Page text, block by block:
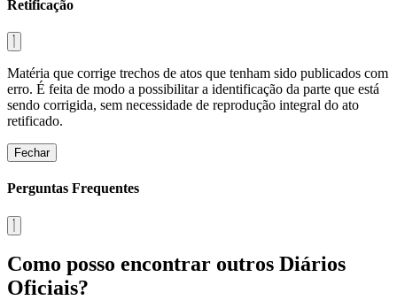
Retificação
Matéria que corrige trechos de atos que tenham sido publicados com
erro. É feita de modo a possibilitar a identificação da parte que está
sendo corrigida, sem necessidade de reprodução integral do ato
retificado.
Fechar
Perguntas Frequentes
Como posso encontrar outros Diários
Oficiais?